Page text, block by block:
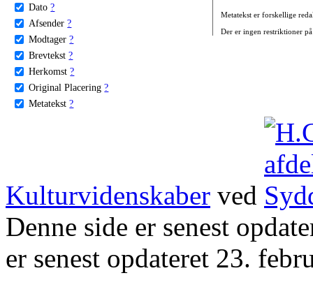
Dato ?
Afsender ?
Modtager ?
Brevtekst ?
Herkomst ?
Original Placering ?
Metatekst ?
Metatekst er forskellige
Der er ingen restriktioner
Kulturvidenskaber ved
Denne side er senest
er senest opdateret 23.